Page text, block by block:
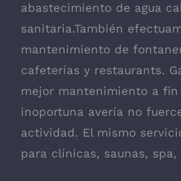
abastecimiento de agua
sanitaria.También
mantenimiento de
cafeterías y restaurants.
mejor mantenimiento a fin
inoportuna avería no
actividad. El mismo
para clínicas, saunas, spa,